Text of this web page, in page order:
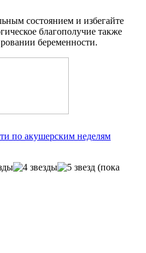
состоянием и избегайте
благополучие также
беременности.
по акушерским неделям
(пока